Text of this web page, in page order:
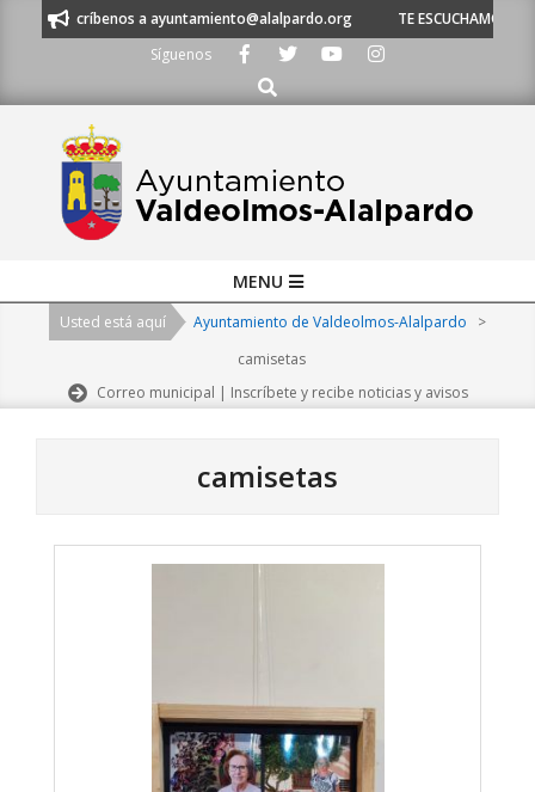
escríbenos a ayuntamiento@alalpardo.org
TE ESCUCHAMOS -
Síguenos
Buscar
Navigation
MENU
Usted está aquí Ayuntamiento de Valdeolmos-Alalpardo
>
camisetas
Correo municipal | Inscríbete y recibe noticias y avisos
camisetas